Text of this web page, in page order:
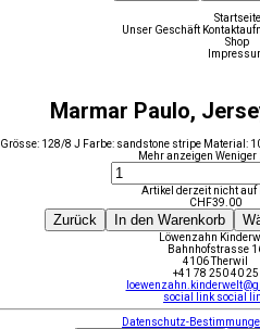
Startseite
Unser Geschäft
Shop
Marmar Paulo,
Grösse: 128/8 J Farbe: sandstone stripe Material:
Mehr anzeigen Weniger
Artikel derzeit nicht auf
CHF39.00
Zurück In den Warenkorb
Löwenzahn
Bahnhofstrasse
4106 Therwil
+41 78 250 40 25
social link social
Datenschutz-